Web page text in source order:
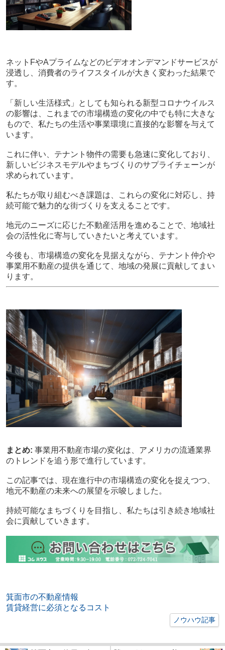
ネットFやAプライムなどのビデオオンデマンドサービスが
浸透し、消費者のライフスタイルが大きく変わった結果で
す。
「新しい生活様式」としても知られる新型コロナウイルス
の影響は、これまでの市場構造の変化の中でも特に大きな
もので、私たちの生活や事業環境に直接的な影響を与えて
います。
これに伴い、テナント物件の需要も急速に変化しており、
新しいビジネスモデルやまちづくりのサプライチェーンが
求められています。
私たちが取り組むべき課題は、これらの変化に対応し、持
続可能で魅力的な街づくりを支えることです。
地元のニーズに応じた不動産活用を進めることで、地域社
会の活性化に寄与していきたいと考えています。
今後も、市場構造の変化を見据えながら、テナント仲介や
事業用不動産の提供を通じて、地域の発展に貢献してまい
ります。
まとめ: 事業用不動産市場の変化は、アメリカの流通業界
のトレンドを追う形で進行しています。
この記事では、現在進行中の市場構造の変化を捉えつつ、
地元不動産の未来への展望を示唆しました。
持続可能なまちづくりを目指し、私たちは引き続き地域社
会に貢献していきます。
箕面市の不動産情報
賃貸経営に必須となるコスト
ノウハウ記事